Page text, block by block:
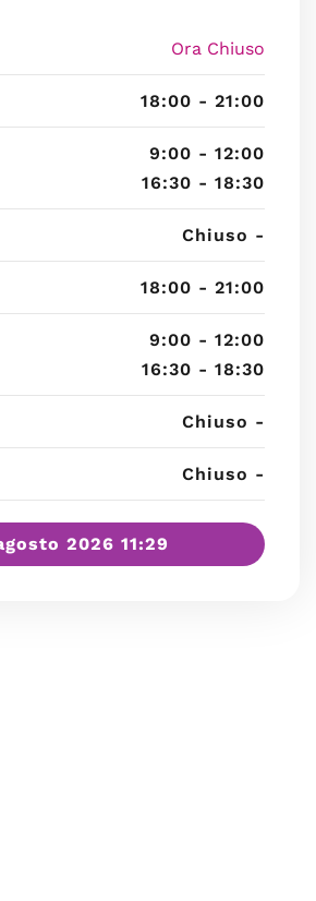
Ora Chiuso
18:00 - 21:00
9:00 - 12:00
16:30 - 18:30
Chiuso -
18:00 - 21:00
9:00 - 12:00
16:30 - 18:30
Chiuso -
Chiuso -
2026 11:29